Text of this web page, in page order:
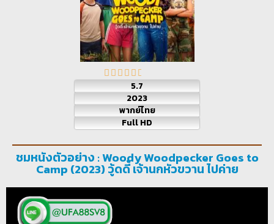
5.7
2023
พากย์ไทย
Full HD
ชมหนังตัวอย่าง : Woody Woodpecker Goes to
Camp (2023) วู้ดดี้ เจ้านกหัวขวาน ไปค่าย